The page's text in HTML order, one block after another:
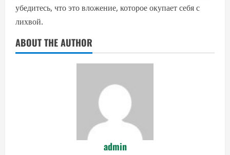
убедитесь, что это вложение, которое окупает себя с
лихвой.
ABOUT THE AUTHOR
admin